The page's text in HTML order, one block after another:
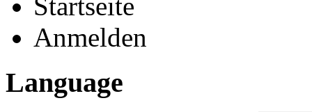
Anmelden
Language